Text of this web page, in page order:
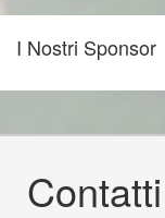
I Nostri Sponsor
Contatti